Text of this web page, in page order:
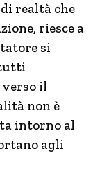
realtà che
riesce a
si
verso il
non è
intorno al
agli